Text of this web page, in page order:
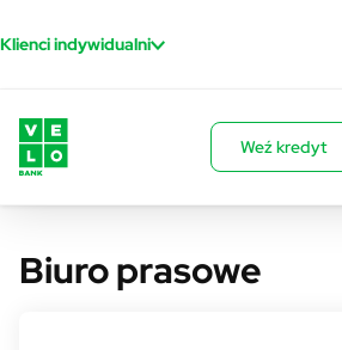
Klienci indywidualni
Weź kredyt
Biuro prasowe